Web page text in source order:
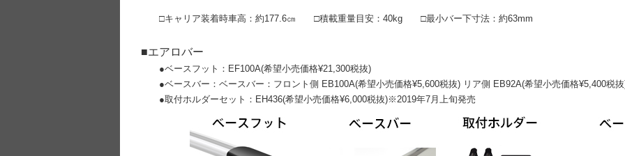
□キャリア装着時車高：約177.6㎝ □積載重量目安：40kg □最小バー下寸法：約63mm
■エアロバー
●ベースフット：EF100A(希望小売価格¥21,300税抜)
●ベースバー：ベースバー：フロント側 EB100A(希望小売価格¥5,600税抜) リア側 EB92A(希望小売価格¥5,400税
●取付ホルダーセット：EH436(希望小売価格¥6,000税抜)※2019年7月上旬発売